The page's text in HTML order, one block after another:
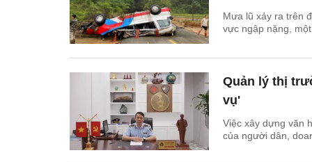
Mưa lũ xảy ra trên
vực ngập nặng,
Quản lý thị
vụ'
Việc xây dựng văn
của người dân,